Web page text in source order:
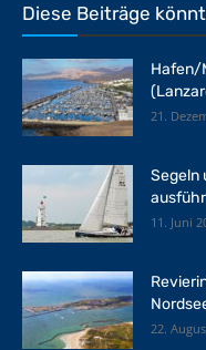
Diese Beiträge
Hafen/
21.
Segeln
11. Juni
22.